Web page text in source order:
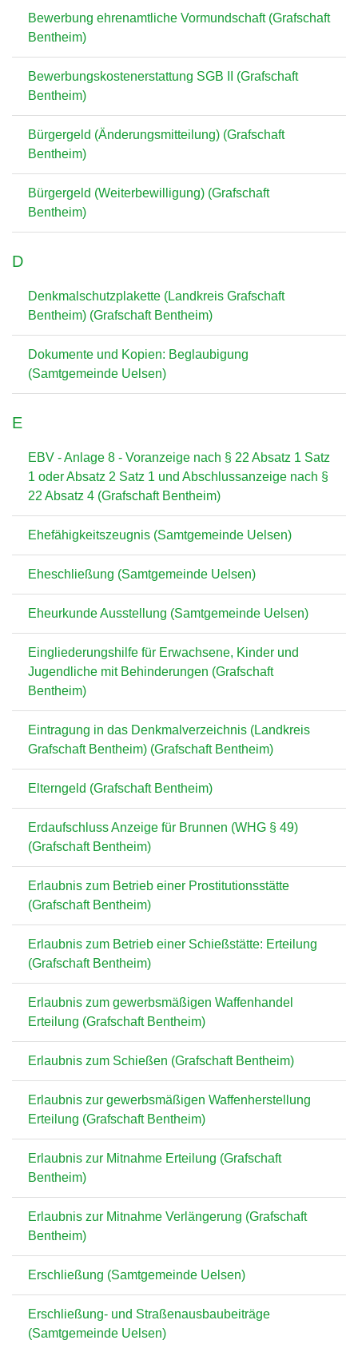
Bewerbung ehrenamtliche Vormundschaft (Grafschaft
Bentheim)
Bewerbungskostenerstattung SGB II (Grafschaft
Bentheim)
Bürgergeld (Änderungsmitteilung) (Grafschaft
Bentheim)
Bürgergeld (Weiterbewilligung) (Grafschaft
Bentheim)
D
Denkmalschutzplakette (Landkreis Grafschaft
Bentheim) (Grafschaft Bentheim)
Dokumente und Kopien: Beglaubigung
(Samtgemeinde Uelsen)
E
EBV - Anlage 8 - Voranzeige nach § 22 Absatz 1 Satz
1 oder Absatz 2 Satz 1 und Abschlussanzeige nach §
22 Absatz 4 (Grafschaft Bentheim)
Ehefähigkeitszeugnis (Samtgemeinde Uelsen)
Eheschließung (Samtgemeinde Uelsen)
Eheurkunde Ausstellung (Samtgemeinde Uelsen)
Eingliederungshilfe für Erwachsene, Kinder und
Jugendliche mit Behinderungen (Grafschaft
Bentheim)
Eintragung in das Denkmalverzeichnis (Landkreis
Grafschaft Bentheim) (Grafschaft Bentheim)
Elterngeld (Grafschaft Bentheim)
Erdaufschluss Anzeige für Brunnen (WHG § 49)
(Grafschaft Bentheim)
Erlaubnis zum Betrieb einer Prostitutionsstätte
(Grafschaft Bentheim)
Erlaubnis zum Betrieb einer Schießstätte: Erteilung
(Grafschaft Bentheim)
Erlaubnis zum gewerbsmäßigen Waffenhandel
Erteilung (Grafschaft Bentheim)
Erlaubnis zum Schießen (Grafschaft Bentheim)
Erlaubnis zur gewerbsmäßigen Waffenherstellung
Erteilung (Grafschaft Bentheim)
Erlaubnis zur Mitnahme Erteilung (Grafschaft
Bentheim)
Erlaubnis zur Mitnahme Verlängerung (Grafschaft
Bentheim)
Erschließung (Samtgemeinde Uelsen)
Erschließung- und Straßenausbaubeiträge
(Samtgemeinde Uelsen)